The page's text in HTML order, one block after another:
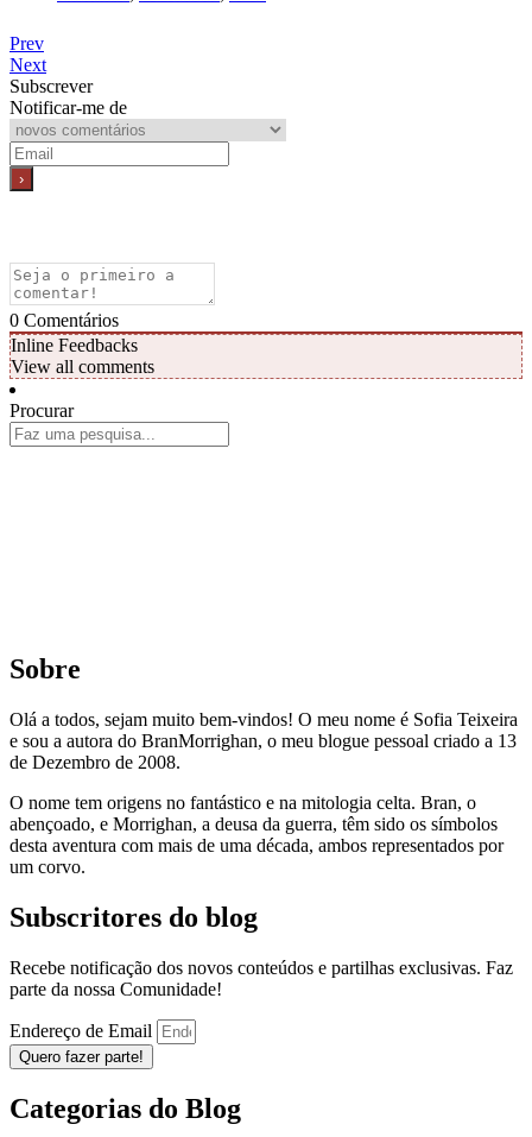
Prev
Next
Subscrever
Notificar-me de
0 Comentários
Inline Feedbacks
View all comments
Procurar
Sobre
Olá a todos, sejam muito bem-vindos! O meu nome é Sofia Teixeira
e sou a autora do BranMorrighan, o meu blogue pessoal criado a 13
de Dezembro de 2008.
O nome tem origens no fantástico e na mitologia celta. Bran, o
abençoado, e Morrighan, a deusa da guerra, têm sido os símbolos
desta aventura com mais de uma década, ambos representados por
um corvo.
Subscritores do blog
Recebe notificação dos novos conteúdos e partilhas exclusivas. Faz
parte da nossa Comunidade!
Endereço de Email
Quero fazer parte!
Categorias do Blog